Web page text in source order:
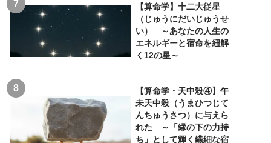
【算命学】十二大従星
（じゅうにだいじゅうせ
い） ～あなたの人生の
エネルギーと宿命を紐解
く12の星～
【算命学・天中殺④】午
未天中殺（うまひつじて
んちゅうさつ）に与えら
れた ～「縁の下の力持
ち」として輝く繊細な宿